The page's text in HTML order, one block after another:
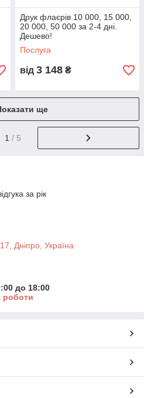
Друк флаєрів 10 000, 15 000,
20 000, 50 000 за 2-4 дні.
Дешево!
Послуга
від 3 148 ₴
ще
1 / 5
за рік
Дніпро, Україна
до 18:00
роботи